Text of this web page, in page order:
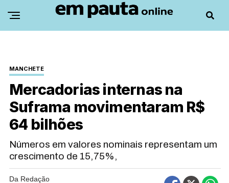
MANCHETE
Mercadorias internas na
Suframa movimentaram R$
64 bilhões
Números em valores nominais representam um
crescimento de 15,75%,
Da Redação